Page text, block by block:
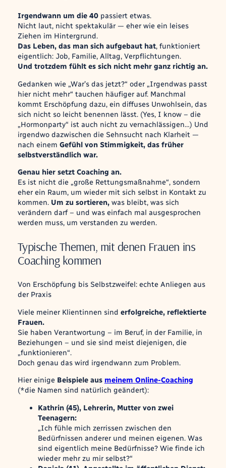
Irgendwann um die 40passiert etwas.
Nicht laut, nicht spektakulär — eher wie ein leises
Ziehen im Hintergrund.
Das Leben, das man sich aufgebaut hat, funktioniert
eigentlich: Job, Familie, Alltag, Verpflichtungen.
Und trotzdem fühlt es sich nicht mehr ganz richtig an.
Gedanken wie „War’s das jetzt?“ oder „Irgendwas passt
hier nicht mehr“ tauchen häufiger auf. Manchmal
kommt Erschöpfung dazu, ein diffuses Unwohlsein, das
sich nicht so leicht benennen lässt. (Yes, I know – die
„Hormonparty“ ist auch nicht zu vernachlässigen…) Und
irgendwo dazwischen die Sehnsucht nach Klarheit —
nach einem Gefühl von Stimmigkeit, das früher
selbstverständlich war.
Genau hier setzt Coaching an.
Es ist nicht die „große Rettungsmaßnahme“, sondern
eher ein Raum, um wieder mit sich selbst in Kontakt zu
kommen. Um zu sortieren,was bleibt, was sich
verändern darf – und was einfach mal ausgesprochen
werden muss, um verstanden zu werden.
Typische Themen, mit denen Frauen ins
Coaching kommen
Von Erschöpfung bis Selbstzweifel: echte Anliegen aus
der Praxis
Viele meiner Klientinnen sind erfolgreiche, reflektierte
Frauen.
Sie haben Verantwortung – im Beruf, in der Familie, in
Beziehungen – und sie sind meist diejenigen, die
„funktionieren“.
Doch genau das wird irgendwann zum Problem.
Hier einige Beispiele aus meinem Online-Coaching
(*die Namen sind natürlich geändert):
Kathrin (45), Lehrerin, Mutter von zwei
Teenagern:
„Ich fühle mich zerrissen zwischen den
Bedürfnissen anderer und meinen eigenen. Was
sind eigentlich meineBedürfnisse? Wie finde ich
wieder mehr zu mir selbst?“